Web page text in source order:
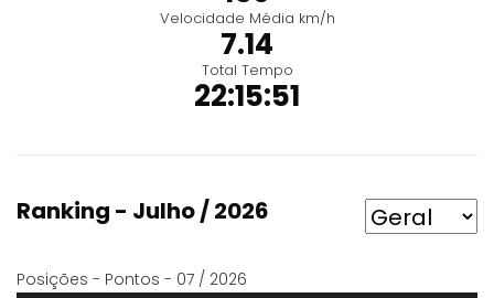
Velocidade Média km/h
7.14
Total Tempo
22:15:51
Ranking - Julho / 2026
Posições - Pontos - 07 / 2026